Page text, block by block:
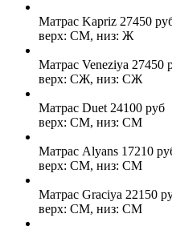
Матрас Kapriz 27450
верх: СМ, низ: Ж
Матрас Veneziya 27450
верх: СЖ, низ: СЖ
Матрас Duet 24100 руб
верх: СМ, низ: СМ
Матрас Alyans 17210
верх: СМ, низ: СМ
Матрас Graciya 22150
верх: СМ, низ: СМ